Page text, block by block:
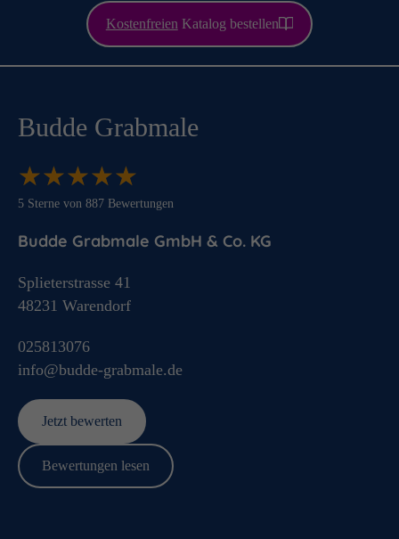
Kostenfreien Katalog bestellen
Budde Grabmale
★★★★★
★★★★★
5 Sterne von 887 Bewertungen
Budde Grabmale GmbH & Co. KG
info@budde-grabmale.de
025813076
Splieterstrasse 41
48231 Warendorf
Jetzt bewerten
Bewertungen lesen